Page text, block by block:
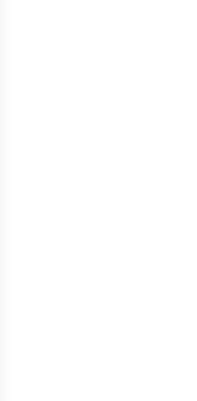
nell'anno precedente, valide